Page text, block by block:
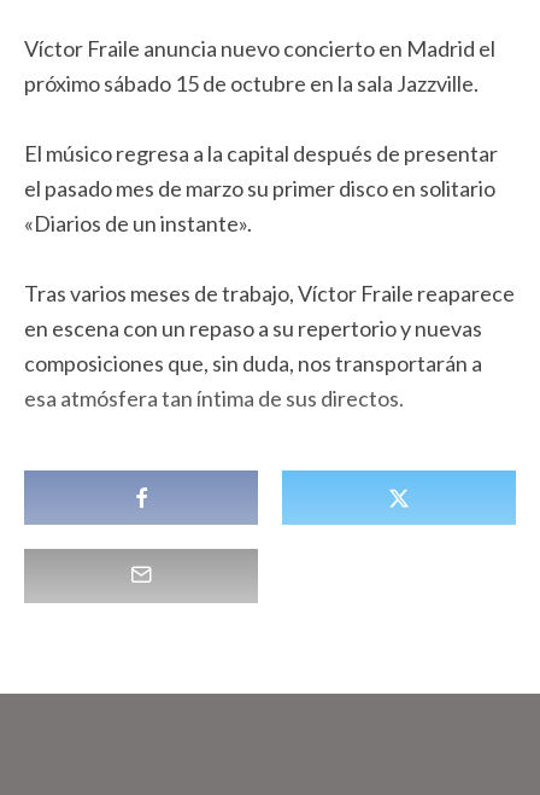
Víctor Fraile anuncia nuevo concierto en Madrid el
próximo sábado 15 de octubre en la sala Jazzville.
El músico regresa a la capital después de presentar
el pasado mes de marzo su primer disco en solitario
«Diarios de un instante».
Tras varios meses de trabajo, Víctor Fraile reaparece
en escena con un repaso a su repertorio y nuevas
composiciones que, sin duda, nos transportarán a
esa atmósfera tan íntima de sus directos.